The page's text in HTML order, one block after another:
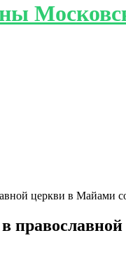
церкви в Майами